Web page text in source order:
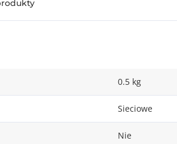
0.5 kg
Sieciowe
Nie